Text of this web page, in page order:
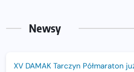
Newsy
XV DAMAK Tarczyn Półmaraton